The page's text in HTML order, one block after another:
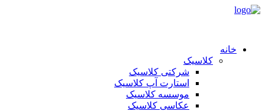
خانه
کلاسیک
شرکتی کلاسیک
استارت آپ کلاسیک
موسسه کلاسیک
عکاسی کلاسیک